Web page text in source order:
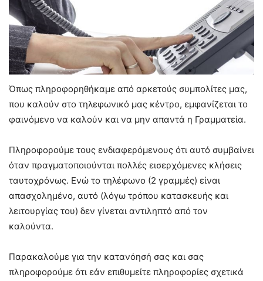
Όπως πληροφορηθήκαμε από αρκετούς συμπολίτες μας,
που καλούν στο τηλεφωνικό μας κέντρο, εμφανίζεται το
φαινόμενο να καλούν και να μην απαντά η Γραμματεία.
Πληροφορούμε τους ενδιαφερόμενους ότι αυτό συμβαίνει
όταν πραγματοποιούνται πολλές εισερχόμενες κλήσεις
ταυτοχρόνως. Ενώ το τηλέφωνο (2 γραμμές) είναι
απασχολημένο, αυτό (λόγω τρόπου κατασκευής και
λειτουργίας του) δεν γίνεται αντιληπτό από τον
καλούντα.
Παρακαλούμε για την κατανόησή σας και σας
πληροφορούμε ότι εάν επιθυμείτε πληροφορίες σχετικά